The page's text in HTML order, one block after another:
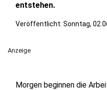
entstehen.
Veröffentlicht: Sonntag,
Anzeige
Morgen beginnen die